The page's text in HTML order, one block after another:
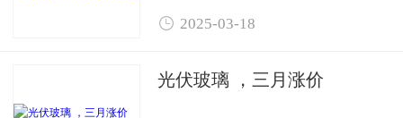
 2025-03-18
光伏玻璃 ，三月涨价